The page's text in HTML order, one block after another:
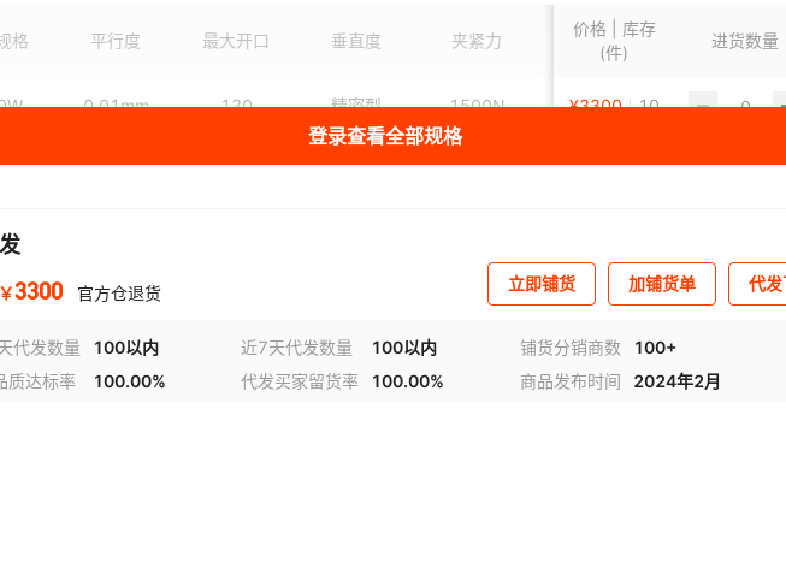
格 平行度 最大开口 垂直度 夹紧力 产品硬度 产品类型
价格 | 库存
(件)
进货数量
0.01mm 130 精密型 1500N HRC50-55 倍力角固虎钳
¥3300 10
0.01mm 180 精密型 2000N HRC50-55 倍力角固虎钳
¥3350 10
0.01mm HRC45-50 倍力角固虎钳
¥ 20
0.01mm 340 精密型 HRC50-55 倍力角固虎钳
¥5150 10
登录查看全部规格
￥3300 官方仓退货 立即铺货 加铺货单 代
代发数量 100以内 近7天代发数量 100以内 铺货分销商数
100+
质达标率
100.00% 代发买家留货率 100.00% 商品发布时间 2024年2月